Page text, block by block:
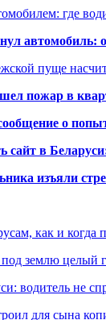
где
пуще
пожар в
о
сайт в
изъяли
как и когда
землю целый
водитель не
для сына